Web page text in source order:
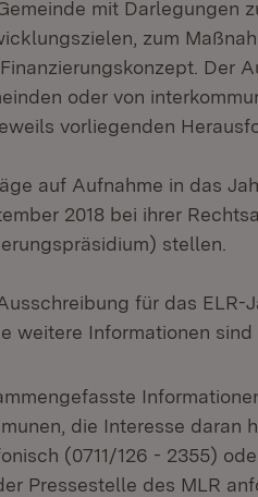
mit Darlegungen
zum
Der
oder von
vorliegenden
auf Aufnahme in das
2018 bei ihrer
stellen.
für das ELR-
weitere Informationen sind
die Interesse daran
(0711/126 - 2355)
Pressestelle des MLR